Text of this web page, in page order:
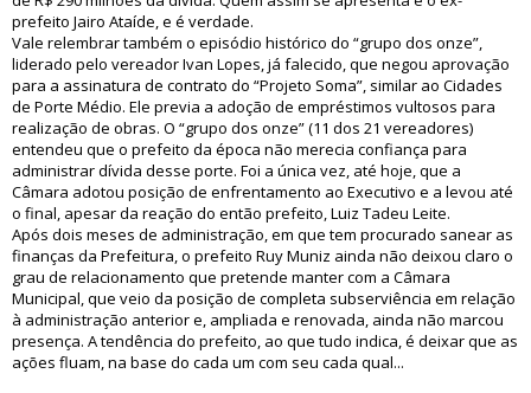
prefeito Jairo Ataíde, e é verdade.
Vale relembrar também o episódio histórico do “grupo dos onze”,
liderado pelo vereador Ivan Lopes, já falecido, que negou aprovação
para a assinatura de contrato do “Projeto Soma”, similar ao Cidades
de Porte Médio. Ele previa a adoção de empréstimos vultosos para
realização de obras. O “grupo dos onze” (11 dos 21 vereadores)
entendeu que o prefeito da época não merecia confiança para
administrar dívida desse porte. Foi a única vez, até hoje, que a
Câmara adotou posição de enfrentamento ao Executivo e a levou até
o final, apesar da reação do então prefeito, Luiz Tadeu Leite.
Após dois meses de administração, em que tem procurado sanear as
finanças da Prefeitura, o prefeito Ruy Muniz ainda não deixou claro o
grau de relacionamento que pretende manter com a Câmara
Municipal, que veio da posição de completa subserviência em relação
à administração anterior e, ampliada e renovada, ainda não marcou
presença. A tendência do prefeito, ao que tudo indica, é deixar que as
ações fluam, na base do cada um com seu cada qual...